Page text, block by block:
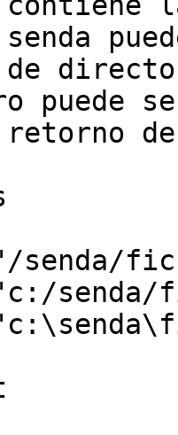
puede
retorno
senda/